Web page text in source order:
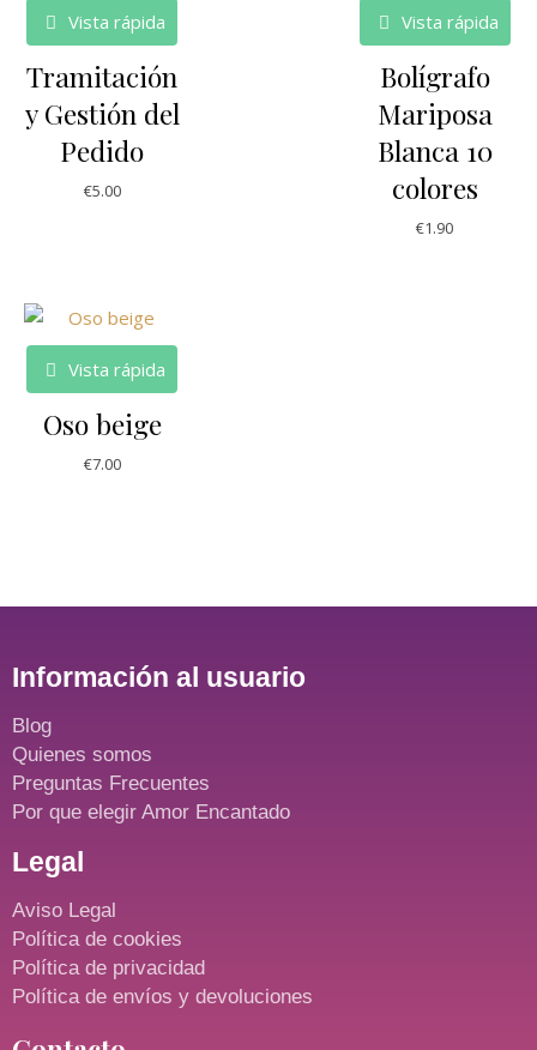
Vista rápida
Tramitación
y Gestión del
Pedido
€5.00
Vista rápida
Bolígrafo
Mariposa
Blanca 10
colores
€1.90
Vista rápida
Oso beige
€7.00
Información al usuario
Blog
Quienes somos
Preguntas Frecuentes
Por que elegir Amor Encantado
Legal
Aviso Legal
Política de cookies
Política de privacidad
Política de envíos y devoluciones